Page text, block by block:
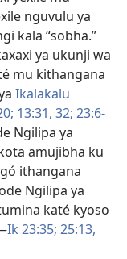
nguvulu ya
kala “sobha.”
ya ukunji wa
mu kithangana
Ikalakalu
13:31, 32; 23:6-
Ngilipa ya
amujibha ku
ithangana
Ngilipa ya
katé kyoso
Ik 23:35; 25:13,